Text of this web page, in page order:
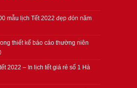
mẫu lịch Tết 2022 đẹp đón năm
thiết kế báo cáo thường niên
2022 – In lịch tết giá rẻ số 1 Hà